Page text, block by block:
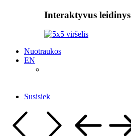
Interaktyvus leidinys
Nuotraukos
EN
Susisiek